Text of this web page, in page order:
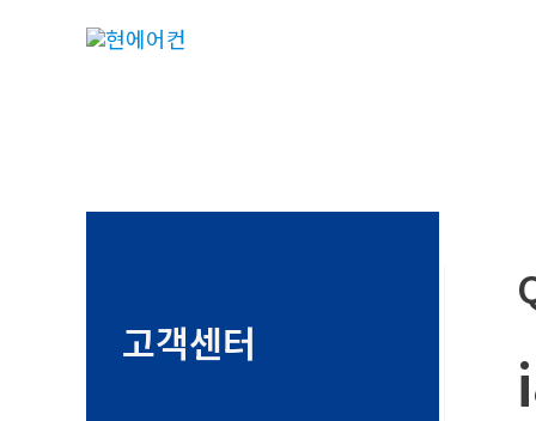
고객센터